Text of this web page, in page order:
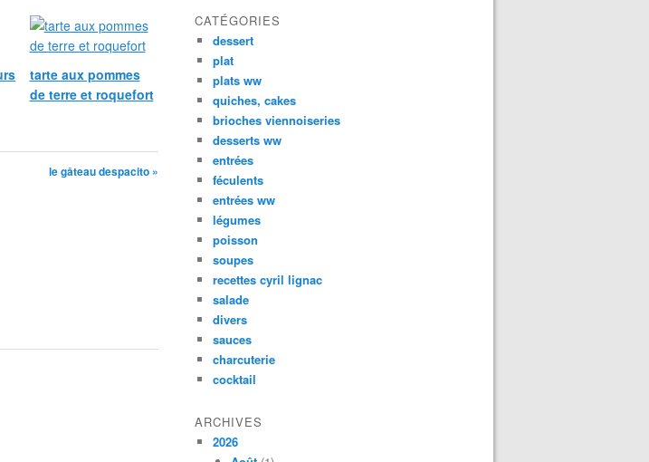
tarte aux pommes
de terre et roquefort
le gâteau despacito »
CATÉGORIES
dessert
plat
plats ww
quiches, cakes
brioches viennoiseries
desserts ww
entrées
féculents
entrées ww
légumes
poisson
soupes
recettes cyril lignac
salade
divers
sauces
charcuterie
cocktail
ARCHIVES
2026